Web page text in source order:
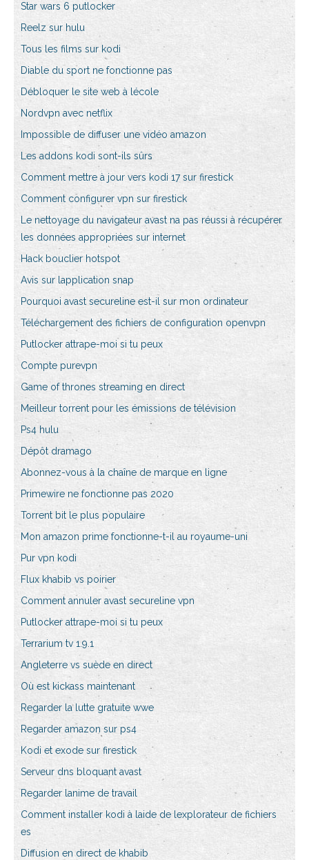
Star wars 6 putlocker
Reelz sur hulu
Tous les films sur kodi
Diable du sport ne fonctionne pas
Débloquer le site web à lécole
Nordvpn avec netflix
Impossible de diffuser une vidéo amazon
Les addons kodi sont-ils sûrs
Comment mettre à jour vers kodi 17 sur firestick
Comment configurer vpn sur firestick
Le nettoyage du navigateur avast na pas réussi à récupérer
les données appropriées sur internet
Hack bouclier hotspot
Avis sur lapplication snap
Pourquoi avast secureline est-il sur mon ordinateur
Téléchargement des fichiers de configuration openvpn
Putlocker attrape-moi si tu peux
Compte purevpn
Game of thrones streaming en direct
Meilleur torrent pour les émissions de télévision
Ps4 hulu
Dépôt dramago
Abonnez-vous à la chaîne de marque en ligne
Primewire ne fonctionne pas 2020
Torrent bit le plus populaire
Mon amazon prime fonctionne-t-il au royaume-uni
Pur vpn kodi
Flux khabib vs poirier
Comment annuler avast secureline vpn
Putlocker attrape-moi si tu peux
Terrarium tv 1.9.1
Angleterre vs suède en direct
Où est kickass maintenant
Regarder la lutte gratuite wwe
Regarder amazon sur ps4
Kodi et exode sur firestick
Serveur dns bloquant avast
Regarder lanime de travail
Comment installer kodi à laide de lexplorateur de fichiers
es
Diffusion en direct de khabib